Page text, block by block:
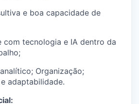
e boa capacidade de
com tecnologia e IA dentro da
Organização;
adaptabilidade.